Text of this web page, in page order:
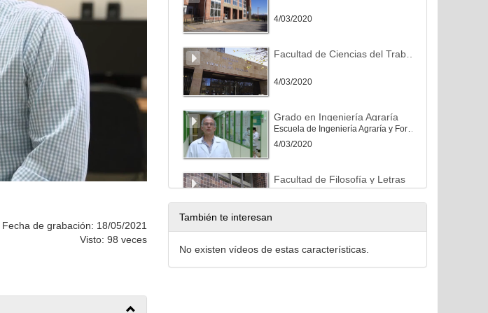
Fecha de grabación: 18/05/2021
Visto: 98 veces
4/03/2020
4/03/2020
Grado en Ingeniería Agraría
Escuela de Ingeniería Agraría y Forestal
4/03/2020
Facultad de Filosofía y Letras
9/07/2020
También te interesan
No existen vídeos de estas características.